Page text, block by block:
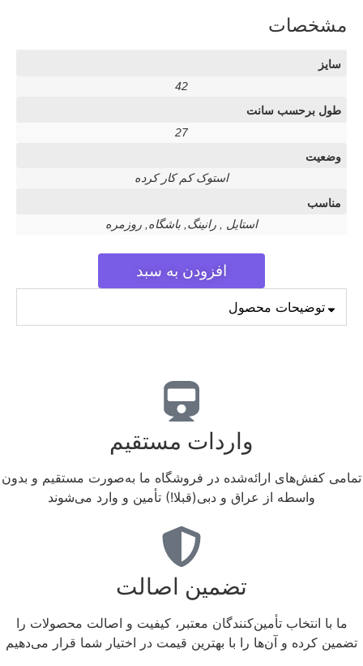
مشخصات
سایز
42
طول برحسب سانت
27
وضعیت
استوک کم کار کرده
مناسب
استایل , رانینگ, باشگاه, روزمره
افزودن به سبد
توضیحات محصول
واردات مستقیم
تمامی کفش‌های ارائه‌شده در فروشگاه ما به‌صورت مستقیم و بدون
واسطه از عراق و دبی(قبلا!) تأمین و وارد می‌شوند
تضمین اصالت
ما با انتخاب تأمین‌کنندگان معتبر، کیفیت و اصالت محصولات را
تضمین کرده و آن‌ها را با بهترین قیمت در اختیار شما قرار می‌دهیم